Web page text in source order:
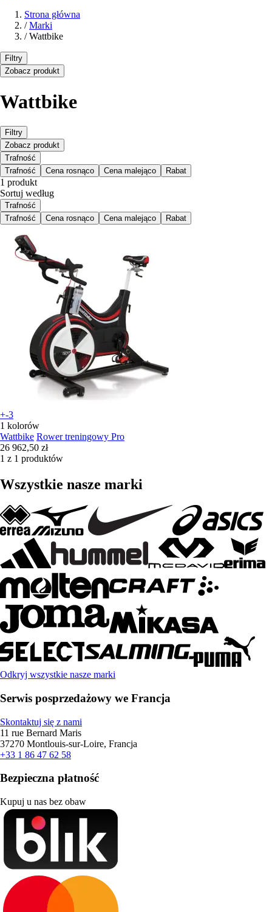
Strona główna
/ Marki
/ Wattbike
Filtry
Zobacz produkt
Wattbike
Filtry
Zobacz produkt
Trafność
Trafność
Cena rosnąco Cena malejąco Rabat
1 produkt
Sortuj według
Trafność
Trafność
Cena rosnąco Cena malejąco Rabat
+-3
1 kolorów
Wattbike Rower treningowy Pro
26 962,50 zł
1 z 1 produktów
Wszystkie nasze marki
Odkryj wszystkie nasze marki
Serwis posprzedażowy we Francja
Skontaktuj się z nami
11 rue Bernard Maris
37270 Montlouis-sur-Loire, Francja
+33 1 86 47 62 58
Bezpieczna płatność
Kupuj u nas bez obaw